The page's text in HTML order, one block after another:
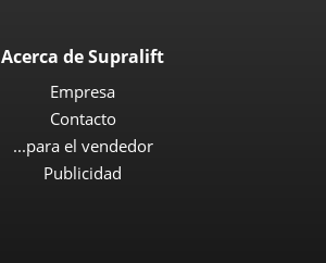
Acerca de Supralift
Empresa
Contacto
...para el vendedor
Publicidad